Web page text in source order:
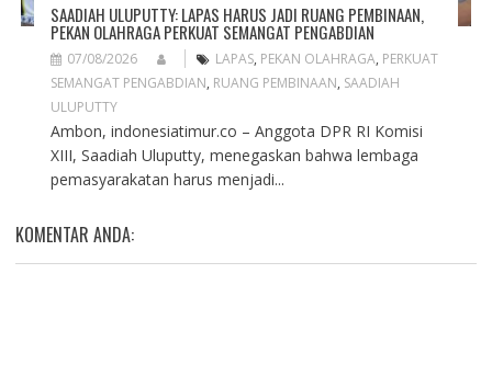
SAADIAH ULUPUTTY: LAPAS HARUS JADI RUANG PEMBINAAN,
PEKAN OLAHRAGA PERKUAT SEMANGAT PENGABDIAN
07/08/2026 LAPAS, PEKAN OLAHRAGA, PERKUAT
SEMANGAT PENGABDIAN, RUANG PEMBINAAN, SAADIAH
ULUPUTTY
Ambon, indonesiatimur.co – Anggota DPR RI Komisi
XIII, Saadiah Uluputty, menegaskan bahwa lembaga
pemasyarakatan harus menjadi...
KOMENTAR ANDA: